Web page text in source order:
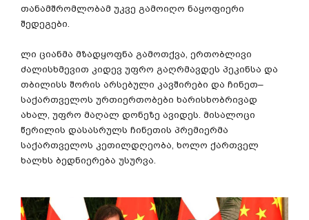
თანამშრომლობამ უკვე გამოიღო ნაყოფიერი
შედეგები.
ლი ციანმა მზადყოფნა გამოთქვა, ერთობლივი
ძალისხმევით კიდევ უფრო გაღრმავდეს პეკინსა და
თბილისს შორის არსებული კავშირები და ჩინეთ–
საქართველოს ურთიერთობები ხარისხობრივად
ახალ, უფრო მაღალ დონეზე ავიდეს. მისალოცი
წერილის დასასრულს ჩინეთის პრემიერმა
საქართველოს კეთილდღეობა, ხოლო ქართველ
ხალხს ბედნიერება უსურვა.